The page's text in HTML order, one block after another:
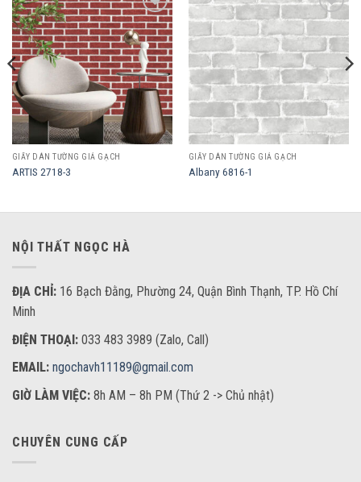
Add to
wishlist
GIẤY DÁN TƯỜNG GIẢ GẠCH
ARTIS 2718-3
Add to
wishlist
GIẤY DÁN TƯỜNG GIẢ GẠCH
Albany 6816-1
NỘI THẤT NGỌC HÀ
ĐỊA CHỈ: 16 Bạch Đằng, Phường 24, Quận Bình Thạnh, TP. Hồ Chí
Minh
ĐIỆN THOẠI: 033 483 3989 (Zalo, Call)
EMAIL: ngochavh11189@gmail.com
GIỜ LÀM VIỆC: 8h AM – 8h PM (Thứ 2 -> Chủ nhật)
CHUYÊN CUNG CẤP